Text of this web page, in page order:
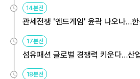
14분전
관세전쟁 '엔드게임' 윤곽 나오나…
용해야
17분전
섬유패션 글로벌 경쟁력 키운다…산
원
18분전